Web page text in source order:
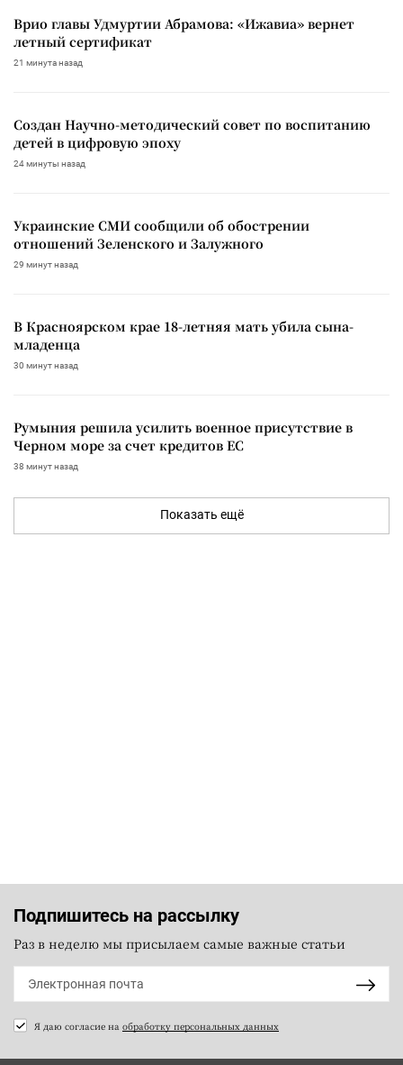
Врио главы Удмуртии Абрамова: «Ижавиа» вернет
летный сертификат
21 минута назад
Создан Научно-методический совет по воспитанию
детей в цифровую эпоху
24 минуты назад
Украинские СМИ сообщили об обострении
отношений Зеленского и Залужного
29 минут назад
В Красноярском крае 18-летняя мать убила сына-
младенца
30 минут назад
Румыния решила усилить военное присутствие в
Черном море за счет кредитов ЕС
38 минут назад
Показать ещё
Подпишитесь на рассылку
Раз в неделю мы присылаем самые важные статьи
Я даю согласие на обработку персональных данных